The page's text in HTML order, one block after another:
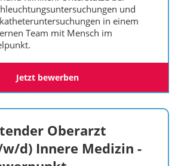
und
in einem
Team mit Mensch im
Jetzt bewerben
Oberarzt
d) Innere Medizin -